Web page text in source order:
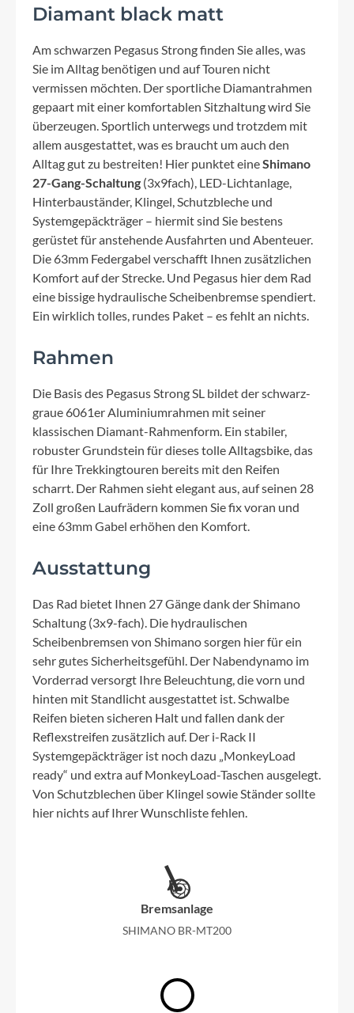
Diamant black matt
Am schwarzen Pegasus Strong finden Sie alles, was
Sie im Alltag benötigen und auf Touren nicht
vermissen möchten. Der sportliche Diamantrahmen
gepaart mit einer komfortablen Sitzhaltung wird Sie
überzeugen. Sportlich unterwegs und trotzdem mit
allem ausgestattet, was es braucht um auch den
Alltag gut zu bestreiten! Hier punktet eineShimano
27-Gang-Schaltung (3x9fach), LED-Lichtanlage,
Hinterbauständer, Klingel, Schutzbleche und
Systemgepäckträger – hiermit sind Sie bestens
gerüstet für anstehende Ausfahrten und Abenteuer.
Die 63mm Federgabel verschafft Ihnen zusätzlichen
Komfort auf der Strecke. Und Pegasus hier dem Rad
eine bissige hydraulische Scheibenbremse spendiert.
Ein wirklich tolles, rundes Paket – es fehlt an nichts.
Rahmen
Die Basis des Pegasus Strong SL bildet der schwarz-
graue 6061er Aluminiumrahmen mit seiner
klassischen Diamant-Rahmenform. Ein stabiler,
robuster Grundstein für dieses tolle Alltagsbike, das
für Ihre Trekkingtouren bereits mit den Reifen
scharrt. Der Rahmen sieht elegant aus, auf seinen 28
Zoll großen Laufrädern kommen Sie fix voran und
eine 63mm Gabel erhöhen den Komfort.
Ausstattung
Das Rad bietet Ihnen 27 Gänge dank der Shimano
Schaltung (3x9-fach). Die hydraulischen
Scheibenbremsen von Shimano sorgen hier für ein
sehr gutes Sicherheitsgefühl. Der Nabendynamo im
Vorderrad versorgt Ihre Beleuchtung, die vorn und
hinten mit Standlicht ausgestattet ist. Schwalbe
Reifen bieten sicheren Halt und fallen dank der
Reflexstreifen zusätzlich auf. Der i-Rack II
Systemgepäckträger ist noch dazu „MonkeyLoad
ready“ und extra auf MonkeyLoad-Taschen ausgelegt.
Von Schutzblechen über Klingel sowie Ständer sollte
hier nichts auf Ihrer Wunschliste fehlen.
Bremsanlage
SHIMANO BR-MT200